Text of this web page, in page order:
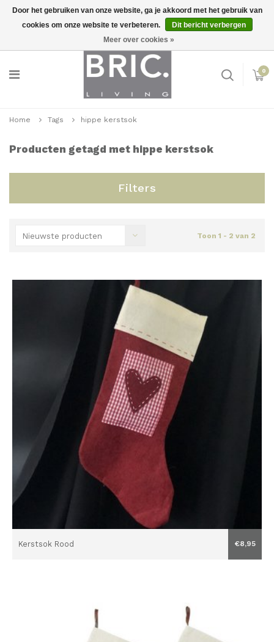
Inloggen
0
Home Tags hippe kerstsok
Producten getagd met hippe kerstsok
Filters
Nieuwste producten Toon 1 - 2 van 2
Kerstsok Rood €8,95
Door het gebruiken van onze website, ga je akkoord met het gebruik van
cookies om onze website te verbeteren.
Dit bericht verbergen
Meer over cookies »